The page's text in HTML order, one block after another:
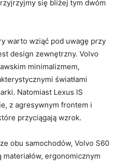
​się​ bliżej ​tym⁣ dwóm
warto‌ wziąć pod uwagę ⁢przy
design zewnętrzny. Volvo
​minimalizmem,
światłami
Natomiast Lexus⁤ IS‌
z agresywnym frontem ‌i
przyciągają wzrok.
obu samochodów, Volvo S60⁣
ergonomicznym⁤